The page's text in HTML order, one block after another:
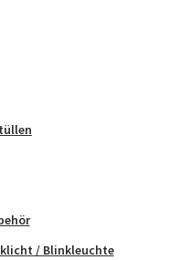
/ Blinkleuchte